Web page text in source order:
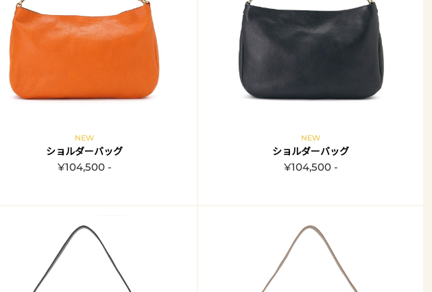
NEW
ショルダーバッグ
¥104,500 -
NEW
ショルダーバッグ
¥104,500 -